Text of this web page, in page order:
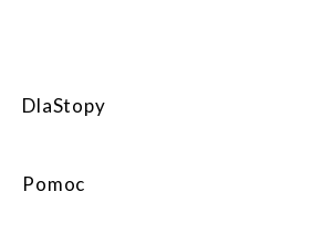
DlaStopy
Pomoc